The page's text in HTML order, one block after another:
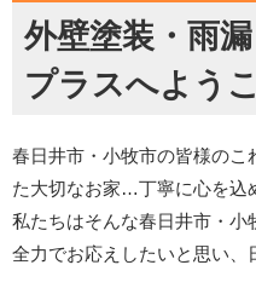
外壁塗装・雨
プラスへよう
春日井市・小牧市の皆様のこ
た大切なお家…丁寧に心を込
私たちはそんな春日井市・小
全力でお応えしたいと思い、